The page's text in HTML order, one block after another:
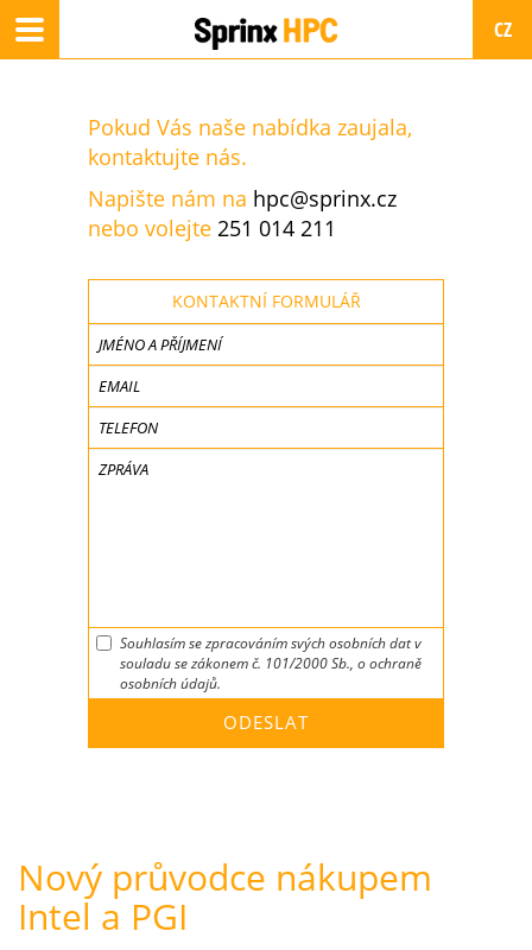
Toggle
CZ
Pokud Vás naše nabídka zaujala,
kontaktujte nás.
Napište nám na hpc@sprinx.cz
nebo volejte 251 014 211
KONTAKTNÍ FORMULÁŘ
JMÉNO A PŘÍJMENÍ
EMAIL
TELEFON
ZPRÁVA
Souhlasím se zpracováním svých osobních dat v
souladu se zákonem č. 101/2000 Sb., o ochraně
osobních údajů.
Nový průvodce nákupem
Intel a PGI